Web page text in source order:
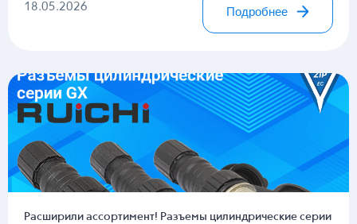
18.05.2026 Подробнее
Расширили ассортимент! Разъемы цилиндрические серии